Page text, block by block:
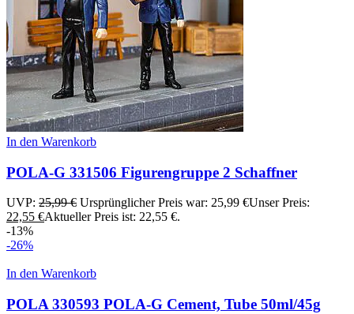
In den Warenkorb
POLA-G 331506 Figurengruppe 2 Schaffner
UVP: 25,99€ Ursprünglicher Preis war: 25,99 €Unser Preis:
22,55 €Aktueller Preis ist: 22,55 €.
-13%
-26%
In den Warenkorb
POLA 330593 POLA-G Cement, Tube 50ml/45g